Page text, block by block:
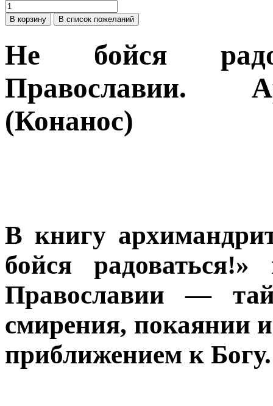
Не бойся
Православии.
(Конанос)
В книгу
бойся
Православии —
смирения, покаянии
приближением к Богу.